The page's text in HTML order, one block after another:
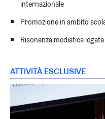
internazionale
Promozione in ambito
Risonanza mediatica
ATTIVITÀ ESCLUSIVE